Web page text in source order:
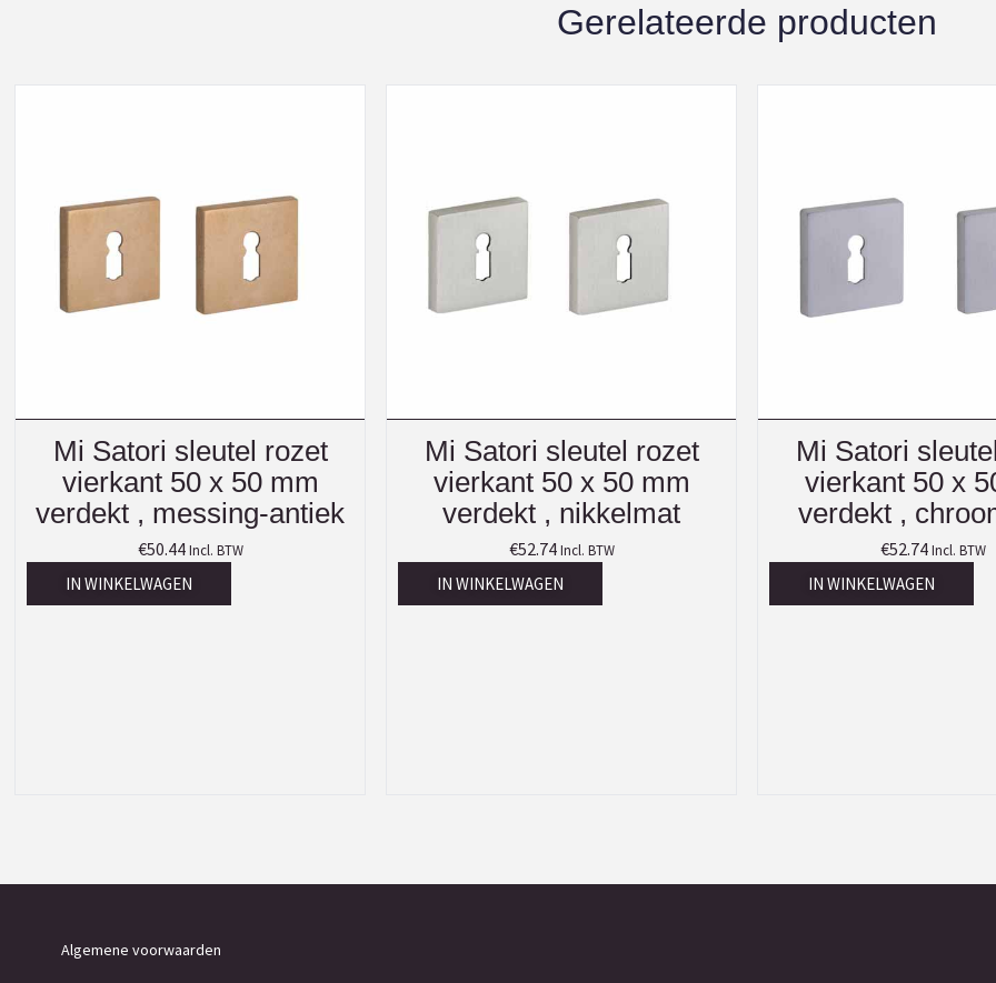
Gerelateerde producten
Mi Satori sleutel rozet
vierkant 50 x 50 mm
verdekt , messing-antiek
€50.44 Incl. BTW
IN WINKELWAGEN
Mi Satori sleutel rozet
vierkant 50 x 50 mm
verdekt , nikkelmat
€52.74 Incl. BTW
IN WINKELWAGEN
Mi Satori
vierkant 50 x
verdekt ,
€52.74 Incl. BTW
IN WINKELWAGEN
Algemene voorwaarden